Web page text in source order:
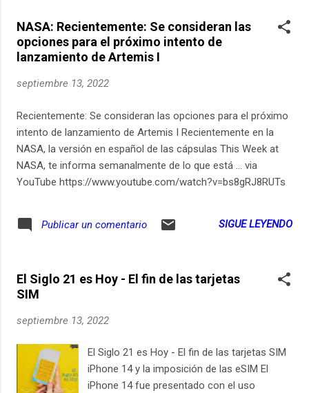
NASA: Recientemente: Se consideran las
opciones para el próximo intento de
lanzamiento de Artemis I
septiembre 13, 2022
Recientemente: Se consideran las opciones para el próximo
intento de lanzamiento de Artemis I Recientemente en la
NASA, la versión en español de las cápsulas This Week at
NASA, te informa semanalmente de lo que está ... via
YouTube https://www.youtube.com/watch?v=bs8gRJ8RUTs
Publicar un comentario SIGUE LEYENDO
El Siglo 21 es Hoy - El fin de las tarjetas
SIM
septiembre 13, 2022
El Siglo 21 es Hoy - El fin de las tarjetas SIM
iPhone 14 y la imposición de las eSIM El
iPhone 14 fue presentado con el uso